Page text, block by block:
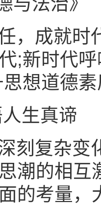
，成就时
;新时代
想道德
人生真谛
刻复杂变
潮的相互
的考量